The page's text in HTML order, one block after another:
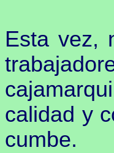
Esta vez,
calidad y
cumbe.